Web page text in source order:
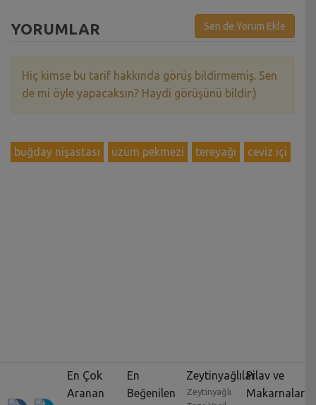
YORUMLAR Sen de Yorum Ekle
Hiç kimse bu tarif hakkında görüş bildirmemiş. Sen
de mi öyle yapacaksın? Haydi görüşünü bildir:)
buğday nişastası üzüm pekmezi tereyağı ceviz içi
En Çok
Aranan
En
Beğenilen
Zeytinyağlılar
Zeytinyağlı
Pilav ve
Makarnalar